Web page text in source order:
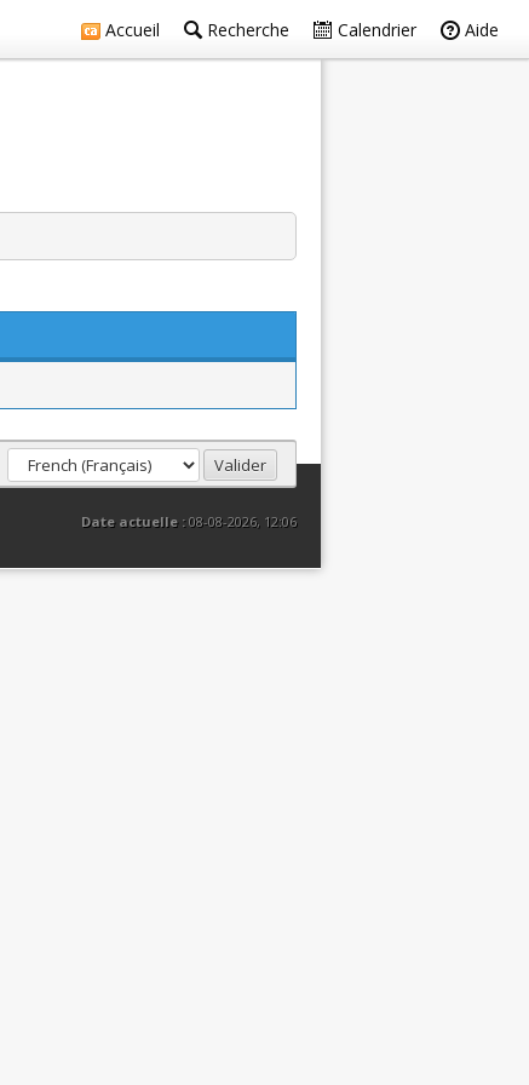
Accueil Recherche Calendrier Aide
Date actuelle :08-08-2026, 12:06